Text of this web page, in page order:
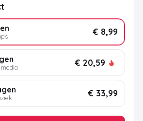
€ 8,99
€ 20,59
€ 33,99